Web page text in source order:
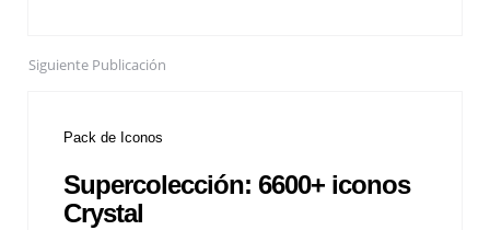
Siguiente Publicación
Pack de Iconos
Supercolección: 6600+ iconos
Crystal